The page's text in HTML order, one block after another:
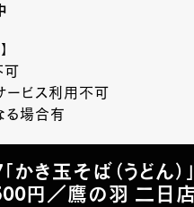
ビス利用不可
場合有
かき玉そば（うどん）
円／鷹の羽 二日店